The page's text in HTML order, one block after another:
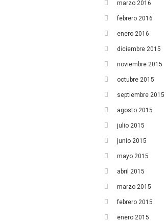
marzo 2016
febrero 2016
enero 2016
diciembre 2015
noviembre 2015
octubre 2015
septiembre 2015
agosto 2015
julio 2015
junio 2015
mayo 2015
abril 2015
marzo 2015
febrero 2015
enero 2015